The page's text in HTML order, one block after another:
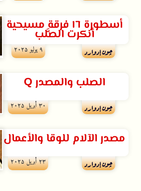
أسطورة ١٦ فرقة مسيحية
أنكرت الصَّلب
چون إدوارد ۹ يوليو ۲۰۲۵
الصلب والمصدر Q
چون إدوارد ۳۰ أبريل ۲۰۲۵
مصدر الآلام للوقا والأعمال
چون إدوارد ۲۳ أبريل ۲۰۲۵